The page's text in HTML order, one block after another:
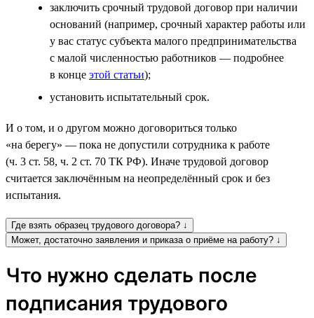
заключить срочный трудовой договор при наличии
оснований (например, срочный характер работы или
у вас статус субъекта малого предпринимательства
с малой численностью работников — подробнее
в конце этой статьи);
установить испытательный срок.
И о том, и о другом можно договориться только
«на берегу» — пока не допустили сотрудника к работе
(ч. 3 ст. 58, ч. 2 ст. 70 ТК РФ). Иначе трудовой договор
считается заключённым на неопределённый срок и без
испытания.
Где взять образец трудового договора? ↓
Может, достаточно заявления и приказа о приёме на работу? ↓
Что нужно сделать после
подписания трудового